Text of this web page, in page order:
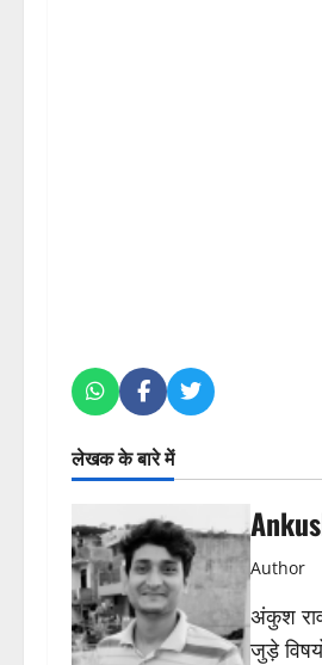
लेखक के बारे में
Author
अंकुश
जुड़े